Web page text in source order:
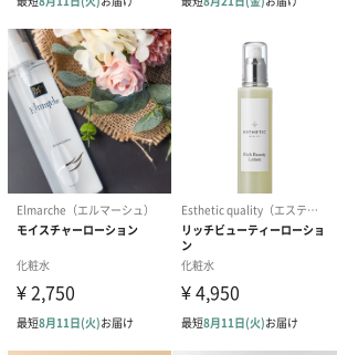
ード（Thank you）ピ
ンク（680円）
Birthday ホワ
してお届けいたします。